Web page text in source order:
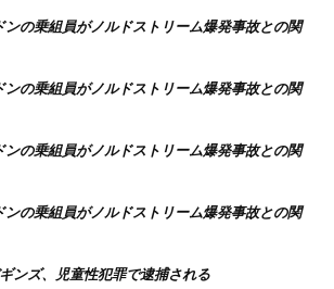
ンの乗組員がノルドストリーム爆発事故との関
ンの乗組員がノルドストリーム爆発事故との関
ンの乗組員がノルドストリーム爆発事故との関
ンの乗組員がノルドストリーム爆発事故との関
ンズ、児童性犯罪で逮捕される